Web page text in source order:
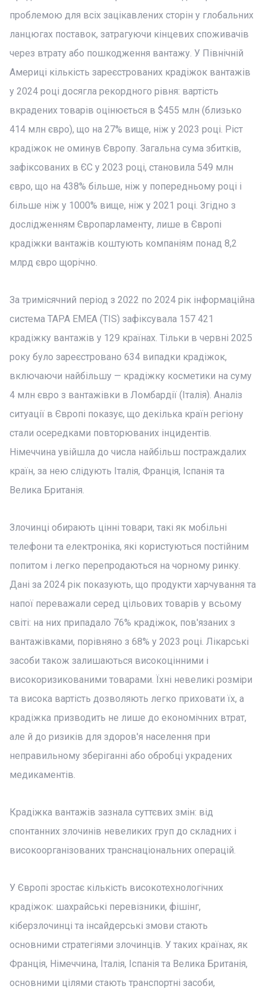
проблемою для всіх зацікавлених сторін у глобальних
ланцюгах поставок, затрагуючи кінцевих споживачів
через втрату або пошкодження вантажу. У Північній
Америці кількість зареєстрованих крадіжок вантажів
у 2024 році досягла рекордного рівня: вартість
вкрадених товарів оцінюється в $455 млн (близько
414 млн євро), що на 27% вище, ніж у 2023 році. Ріст
крадіжок не оминув Європу. Загальна сума збитків,
зафіксованих в ЄС у 2023 році, становила 549 млн
євро, що на 438% більше, ніж у попередньому році і
більше ніж у 1000% вище, ніж у 2021 році. Згідно з
дослідженням Європарламенту, лише в Європі
крадіжки вантажів коштують компаніям понад 8,2
млрд євро щорічно.
За тримісячний період з 2022 по 2024 рік інформаційна
система TAPA EMEA (TIS) зафіксувала 157 421
крадіжку вантажів у 129 країнах. Тільки в червні 2025
року було зареєстровано 634 випадки крадіжок,
включаючи найбільшу — крадіжку косметики на суму
4 млн євро з вантажівки в Ломбардії (Італія). Аналіз
ситуації в Європі показує, що декілька країн регіону
стали осередками повторюваних інцидентів.
Німеччина увійшла до числа найбільш постраждалих
країн, за нею слідують Італія, Франція, Іспанія та
Велика Британія.
Злочинці обирають цінні товари, такі як мобільні
телефони та електроніка, які користуються постійним
попитом і легко перепродаються на чорному ринку.
Дані за 2024 рік показують, що продукти харчування та
напої переважали серед цільових товарів у всьому
світі: на них припадало 76% крадіжок, пов'язаних з
вантажівками, порівняно з 68% у 2023 році. Лікарські
засоби також залишаються високоцінними і
високоризикованими товарами. Їхні невеликі розміри
та висока вартість дозволяють легко приховати їх, а
крадіжка призводить не лише до економічних втрат,
але й до ризиків для здоров'я населення при
неправильному зберіганні або обробці украдених
медикаментів.
Крадіжка вантажів зазнала суттєвих змін: від
спонтанних злочинів невеликих груп до складних і
високоорганізованих транснаціональних операцій.
У Європі зростає кількість високотехнологічних
крадіжок: шахрайські перевізники, фішінг,
кіберзлочинці та інсайдерські змови стають
основними стратегіями злочинців. У таких країнах, як
Франція, Німеччина, Італія, Іспанія та Велика Британія,
основними цілями стають транспортні засоби,